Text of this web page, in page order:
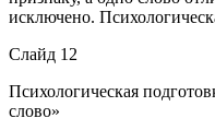
исключено.
Слайд 12
Психологическая
слово»